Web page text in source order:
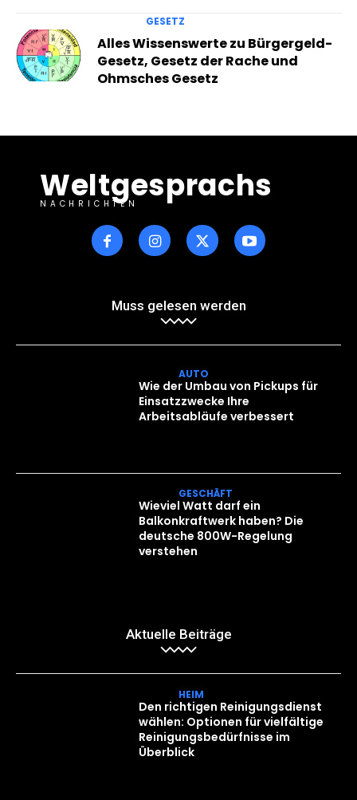
GESETZ
Alles Wissenswerte zu Bürgergeld-
Gesetz, Gesetz der Rache und
Ohmsches Gesetz
Weltgesprachs
NACHRICHTEN
Muss gelesen werden
AUTO
Wie der Umbau von Pickups für
Einsatzzwecke Ihre
Arbeitsabläufe verbessert
GESCHÄFT
Wieviel Watt darf ein
Balkonkraftwerk haben? Die
deutsche 800W-Regelung
verstehen
Aktuelle Beiträge
HEIM
Den richtigen Reinigungsdienst
wählen: Optionen für vielfältige
Reinigungsbedürfnisse im
Überblick